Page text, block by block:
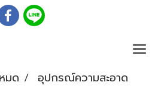
มด
อุปกรณ์ความสะอาด